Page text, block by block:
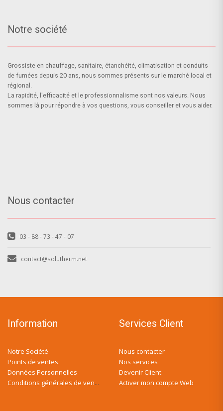
Notre société
Grossiste en chauffage, sanitaire, étanchéité, climatisation et conduits
de fumées depuis 20 ans, nous sommes présents sur le marché local et
régional.
La rapidité, l'efficacité et le professionnalisme sont nos valeurs. Nous
sommes là pour répondre à vos questions, vous conseiller et vous aider.
Nous contacter
03 - 88 - 73 - 47 - 07
contact@solutherm.net
Information
Notre Société
Points de ventes
Données Personnelles
Conditions générales de ventes
Services Client
Nous contacter
Nos services
Devenir Client
Activer mon compte Web